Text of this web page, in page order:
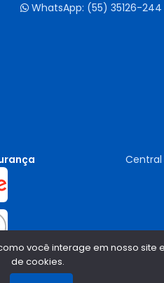
WhatsApp: (55) 35126-244
Central
você interage em nosso
de cookies.